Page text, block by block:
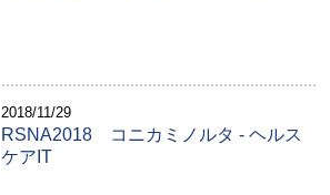
2018/11/29
RSNA2018 コニカミノルタ - ヘルス
ケアIT